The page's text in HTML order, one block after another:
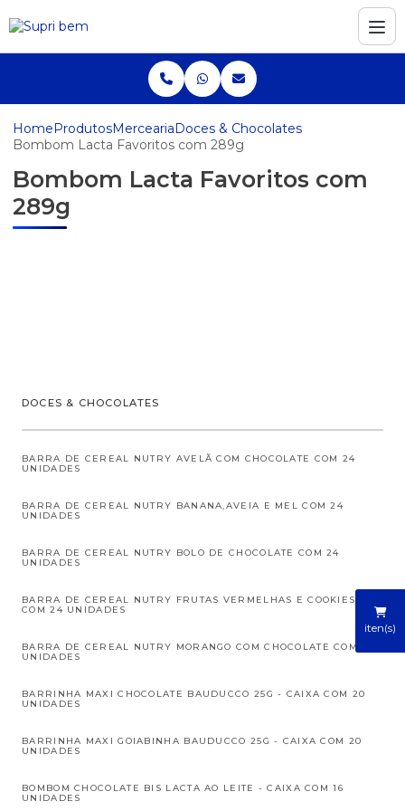
iten(s)
HomeProdutosMerceariaDoces & Chocolates
Bombom Lacta Favoritos com 289g
Bombom Lacta Favoritos com
289g
DOCES & CHOCOLATES
BARRA DE CEREAL NUTRY AVELÃ COM CHOCOLATE COM 24
UNIDADES
BARRA DE CEREAL NUTRY BANANA,AVEIA E MEL COM 24
UNIDADES
BARRA DE CEREAL NUTRY BOLO DE CHOCOLATE COM 24
UNIDADES
BARRA DE CEREAL NUTRY FRUTAS VERMELHAS E COOKIES
COM 24 UNIDADES
BARRA DE CEREAL NUTRY MORANGO COM CHOCOLATE COM 24
UNIDADES
BARRINHA MAXI CHOCOLATE BAUDUCCO 25G - CAIXA COM 20
UNIDADES
BARRINHA MAXI GOIABINHA BAUDUCCO 25G - CAIXA COM 20
UNIDADES
BOMBOM CHOCOLATE BIS LACTA AO LEITE - CAIXA COM 16
UNIDADES